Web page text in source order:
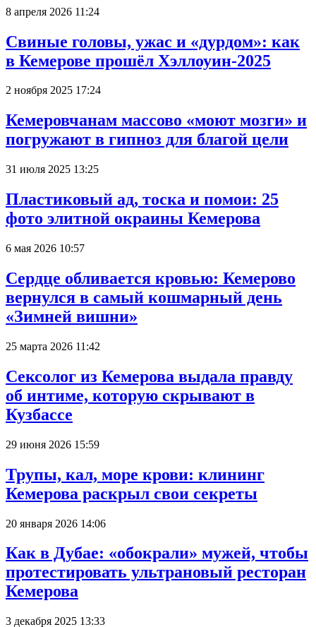
8 апреля 2026 11:24
Свиные головы, ужас и «дурдом»: как
в Кемерове прошёл Хэллоуин-2025
2 ноября 2025 17:24
Кемеровчанам массово «моют мозги» и
погружают в гипноз для благой цели
31 июля 2025 13:25
Пластиковый ад, тоска и помои: 25
фото элитной окраины Кемерова
6 мая 2026 10:57
Сердце обливается кровью: Кемерово
вернулся в самый кошмарный день
«Зимней вишни»
25 марта 2026 11:42
Сексолог из Кемерова выдала правду
об интиме, которую скрывают в
Кузбассе
29 июня 2026 15:59
Трупы, кал, море крови: клининг
Кемерова раскрыл свои секреты
20 января 2026 14:06
Как в Дубае: «обокрали» мужей, чтобы
протестировать ультрановый ресторан
Кемерова
3 декабря 2025 13:33